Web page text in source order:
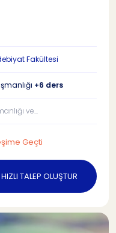
Fakültesi
+6 ders
ve...
Geçti
HIZLI TALEP OLUŞTUR